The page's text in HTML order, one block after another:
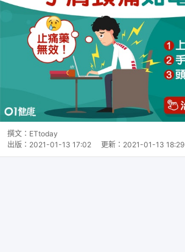
撰文： ETtoday
出版： 2021-01-13 17:02 更新： 2021-01-13 18:29